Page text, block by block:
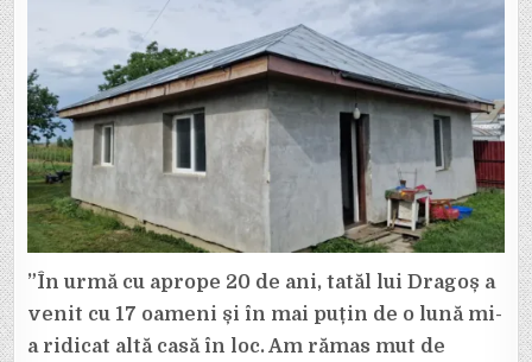
”În urmă cu aprope 20 de ani, tatăl lui Dragoș a
venit cu 17 oameni și în mai puțin de o lună mi-
a ridicat altă casă în loc. Am rămas mut de